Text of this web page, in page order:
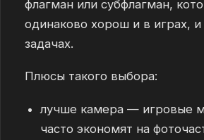
флагман или субфлагман,
одинаково хорош и в играх, и
задачах.
Плюсы такого выбора:
лучше камера — игровые
часто экономят на